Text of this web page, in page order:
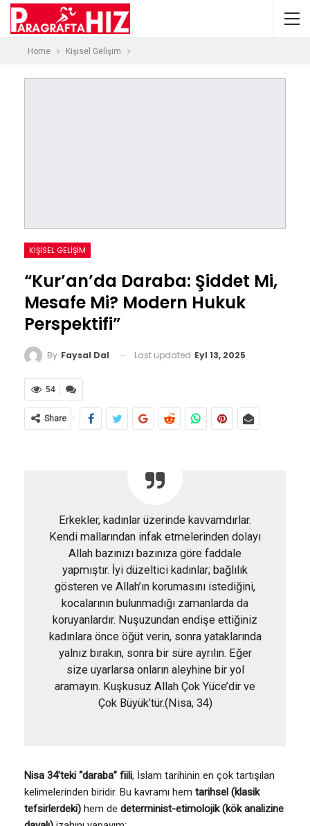
Home Kişisel Gelişim
KIŞISEL GELIŞIM
“Kur’an’da Daraba: Şiddet Mi,
Mesafe Mi? Modern Hukuk
Perspektifi”
By Faysal Dal Last updated Eyl 13, 2025
54
Share
Erkekler, kadınlar üzerinde kavvamdırlar.
Kendi mallarından infak etmelerinden dolayı
Allah bazınızı bazınıza göre faddale
yapmıştır. İyi düzeltici kadınlar; bağlılık
gösteren ve Allah’ın korumasını istediğini,
kocalarının bulunmadığı zamanlarda da
koruyanlardır. Nuşuzundan endişe ettiğiniz
kadınlara önce öğüt verin, sonra yataklarında
yalnız bırakın, sonra bir süre ayrılın. Eğer
size uyarlarsa onların aleyhine bir yol
aramayın. Kuşkusuz Allah Çok Yüce’dir ve
Çok Büyük’tür.(Nisa, 34)
Nisa 34’teki “daraba” fiili, İslam tarihinin en çok tartışılan
kelimelerinden biridir. Bu kavramı hem tarihsel (klasik
tefsirlerdeki) hem de determinist-etimolojik (kök analizine